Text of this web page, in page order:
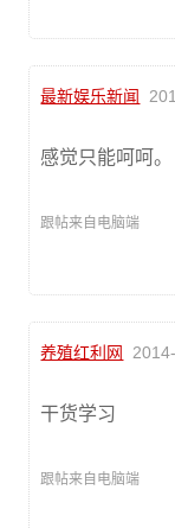
最新娱乐新闻
感觉只能呵呵。
跟帖来自电脑端
养殖红利网
干货学习
跟帖来自电脑端